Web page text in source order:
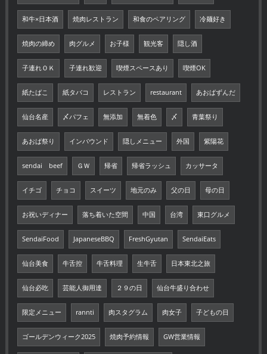
和牛×日本酒 焼肉レストラン 和食のペアリング 冷麺好き
焼肉の締め 肉グルメ お子様 観光客 隠し酒
子連れＯＫ 子連れ歓迎 喫煙スペースあり 喫煙OK
紙たばこ 紙タバコ レストラン restaurant あおばずんだ
仙台名産 〆パフェ 無添加 無着色 〆 青葉祭り
あおば祭り インバウンド 隠しメニュー 外国 紫陽花
sendai beef ＧＷ 帰省 帰省ラッシュ カッサータ
イチゴ チョコ スイーツ 地元のみ 父の日 母の日
お祝いディナー 落ち着いた空間 中国 台湾 東口グルメ
SendaiFood JapaneseBBQ FreshGyutan SendaiEats
仙台美食 牛舌控 牛舌料理 生牛舌 日本東北之旅
仙台必吃 芸能人御用達 ２９の日 仙台牛盛り合わせ
限定メニュー rannti 肉スタグラム 肉女子 子どもの日
ゴールデンウィーク2025 焼肉予約情報 GW営業情報